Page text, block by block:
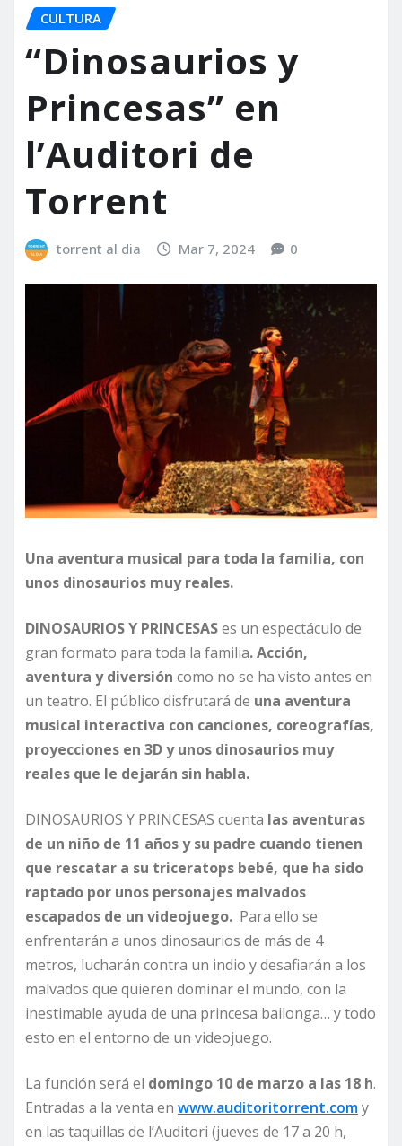
CULTURA
“Dinosaurios y
Princesas” en
l’Auditori de
Torrent
torrent al dia Mar 7, 2024 0
Una aventura musical para toda la familia, con
unos dinosaurios muy reales.
DINOSAURIOS Y PRINCESASes un espectáculo de
gran formato para toda la familia. Acción,
aventura y diversión como no se ha visto antes en
un teatro. El público disfrutará de una aventura
musical interactiva con canciones, coreografías,
proyecciones en 3D y unos dinosaurios muy
reales que le dejarán sin habla.
DINOSAURIOS Y PRINCESAS cuenta las aventuras
de un niño de 11 años y su padre cuando tienen
que rescatar a su triceratops bebé, que ha sido
raptado por unos personajes malvados
escapados de un videojuego. Para ello se
enfrentarán a unos dinosaurios de más de 4
metros, lucharán contra un indio y desafiarán a los
malvados que quieren dominar el mundo, con la
inestimable ayuda de una princesa bailonga… y todo
esto en el entorno de un videojuego.
La función será el domingo 10 de marzo a las 18 h.
Entradas a la venta en www.auditoritorrent.comy
en las taquillas de l’Auditori (jueves de 17 a 20 h,